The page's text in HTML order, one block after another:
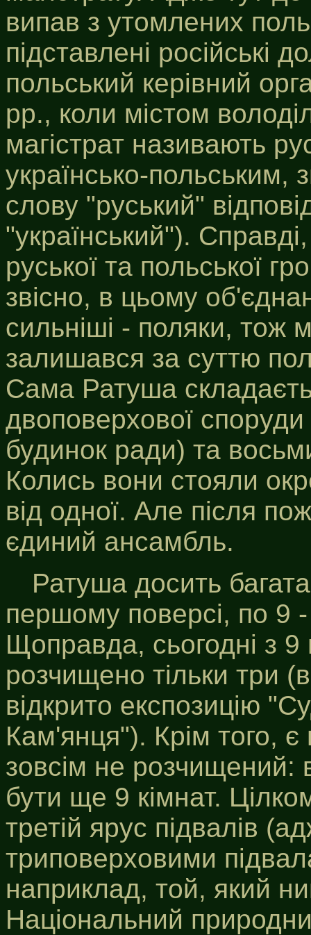
випав з утомлених
підставлені російські
польський керівний
pp., коли містом
магістрат називають
українсько-
слову "руський"
"український").
руської та польської
звісно, в цьому
сильніші - поляки, тож
залишався за суттю
Сама Ратуша
двоповерхової
будинок ради) та
Колись вони стояли
від одної. Але після
єдиний ансамбль.
Ратуша досить
першому поверсі, по 9 -
Щоправда, сьогодні з 9
розчищено тільки три
відкрито експозицію
Кам'янця"). Крім того,
зовсім не розчищений:
бути ще 9 кімнат.
третій ярус підвалів
триповерховими
наприклад, той, який
Національний